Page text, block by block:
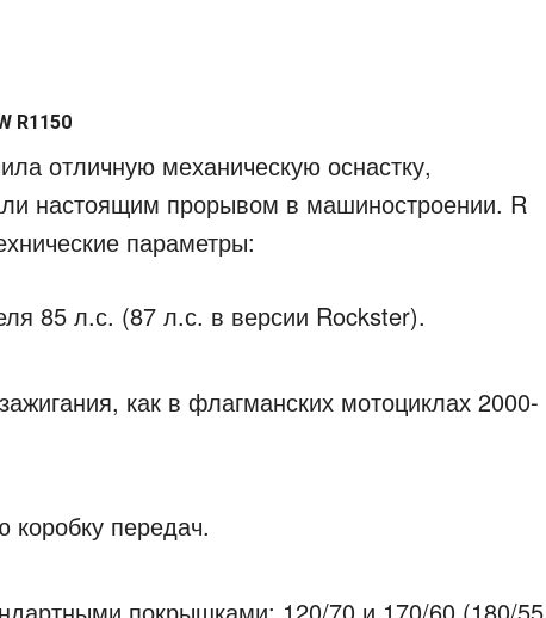
R1150
отличную механическую оснастку,
настоящим прорывом в машиностроении. R
параметры:
85 л.с. (87 л.с. в версии Rockster).
как в флагманских мотоциклах 2000-
коробку передач.